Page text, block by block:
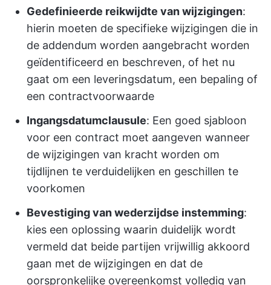
Gedefinieerde reikwijdte van wijzigingen:
hierin moeten de specifieke wijzigingen die in
de addendum worden aangebracht worden
geïdentificeerd en beschreven, of het nu
gaat om een leveringsdatum, een bepaling of
een contractvoorwaarde
Ingangsdatumclausule: Een goed sjabloon
voor een contract moet aangeven wanneer
de wijzigingen van kracht worden om
tijdlijnen te verduidelijken en geschillen te
voorkomen
Bevestiging van wederzijdse instemming:
kies een oplossing waarin duidelijk wordt
vermeld dat beide partijen vrijwillig akkoord
gaan met de wijzigingen en dat de
oorspronkelijke overeenkomst volledig van